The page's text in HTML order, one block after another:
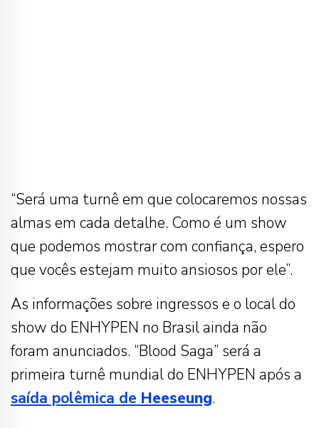
“Será uma turnê em que colocaremos nossas
almas em cada detalhe. Como é um show
que podemos mostrar com confiança, espero
que vocês estejam muito ansiosos por ele”.
As informações sobre ingressos e o local do
show do ENHYPEN no Brasil ainda não
foram anunciados. “Blood Saga” será a
primeira turnê mundial do ENHYPEN após a
saída polêmica de Heeseung.